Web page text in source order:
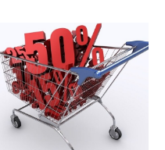
поставок